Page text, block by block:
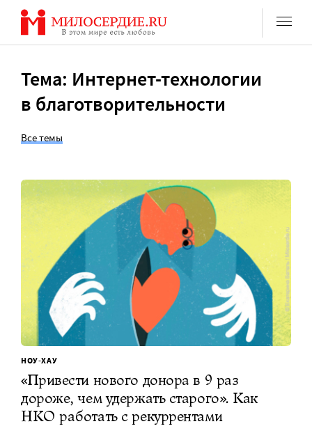
Перейти
содержанию
Тема: Интернет-технологии
в благотворительности
Все темы
НОУ-ХАУ
«Привести нового донора в 9 раз
дороже, чем удержать старого». Как
НКО работать с рекуррентами